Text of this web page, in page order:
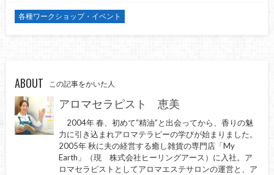
各種ワークショップ・イベント
ABOUT この記事をかいた人
アロマセラピスト 恵美
2004年 春、初めて“精油”と出会ってから、香りの魅
力に引き込まれアロマテラピーの学びが始まりました。
2005年 秋に夫の経営する癒し雑貨の専門店「My
Earth」（現 株式会社ヒーリングアース）に入社。ア
ロマセラピストとしてアロマエステサロンの運営と、ア